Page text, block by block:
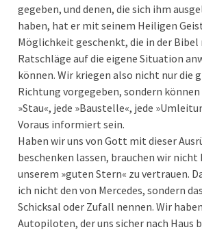
gegeben, und denen, die sich ihm
haben, hat er mit seinem Heiligen
Möglichkeit geschenkt, die in der
Ratschläge auf die eigene Situation
können. Wir kriegen also nicht nur die
Richtung vorgegeben, sondern können
»Stau«, jede »Baustelle«, jede
Voraus informiert sein.
Haben wir uns von Gott mit dieser
beschenken lassen, brauchen wir nicht
unserem »guten Stern« zu vertrauen.
ich nicht den von Mercedes, sondern
Schicksal oder Zufall nennen. Wir
Autopiloten, der uns sicher nach Haus